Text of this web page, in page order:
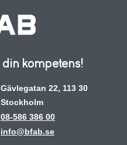
kompetens!
Gävlegatan 22, 113 30
Stockholm
08-586 386 00
info@bfab.se